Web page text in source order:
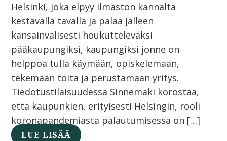
Helsinki, joka elpyy ilmaston kannalta
kestävällä tavalla ja palaa jälleen
kansainvälisesti houkuttelevaksi
pääkaupungiksi, kaupungiksi jonne on
helppoa tulla käymään, opiskelemaan,
tekemään töitä ja perustamaan yritys.
Tiedotustilaisuudessa Sinnemäki korostaa,
että kaupunkien, erityisesti Helsingin, rooli
koronapandemiasta palautumisessa on […]
LUE LISÄÄ